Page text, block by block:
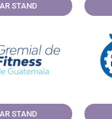
STAND
STAND